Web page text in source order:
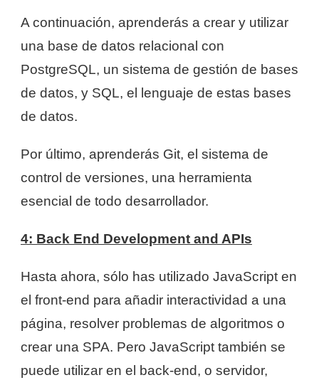
A continuación, aprenderás a crear y utilizar
una base de datos relacional con
PostgreSQL, un sistema de gestión de bases
de datos, y SQL, el lenguaje de estas bases
de datos.
Por último, aprenderás Git, el sistema de
control de versiones, una herramienta
esencial de todo desarrollador.
4: Back End Development and APIs
Hasta ahora, sólo has utilizado JavaScript en
el front-end para añadir interactividad a una
página, resolver problemas de algoritmos o
crear una SPA. Pero JavaScript también se
puede utilizar en el back-end, o servidor,